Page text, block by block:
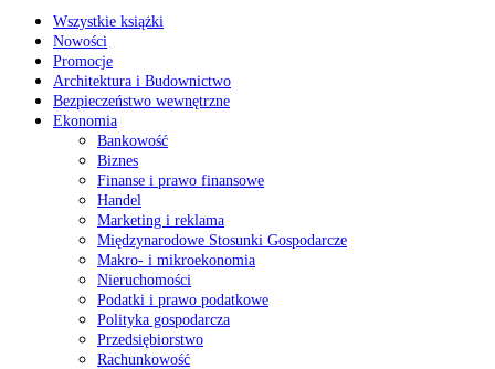
Wszystkie książki
Nowości
Promocje
Architektura i Budownictwo
Bezpieczeństwo wewnętrzne
Ekonomia
Bankowość
Biznes
Finanse i prawo finansowe
Handel
Marketing i reklama
Międzynarodowe Stosunki Gospodarcze
Makro- i mikroekonomia
Nieruchomości
Podatki i prawo podatkowe
Polityka gospodarcza
Przedsiębiorstwo
Rachunkowość